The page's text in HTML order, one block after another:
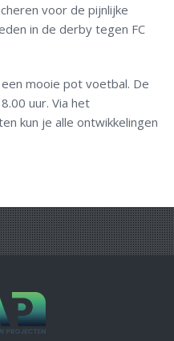
voor de pijnlijke
in de derby tegen FC
mooie pot voetbal. De
uur. Via het
kun je alle ontwikkelingen